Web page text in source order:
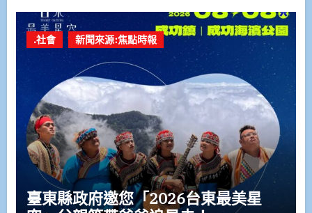
.社會 新聞來源:焦點時報
臺東縣政府邀您「2026台東最美星